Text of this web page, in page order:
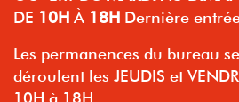
DE 10H À 18H Dernière
Les permanences du bureau se
déroulent les JEUDIS et
10H à 18H